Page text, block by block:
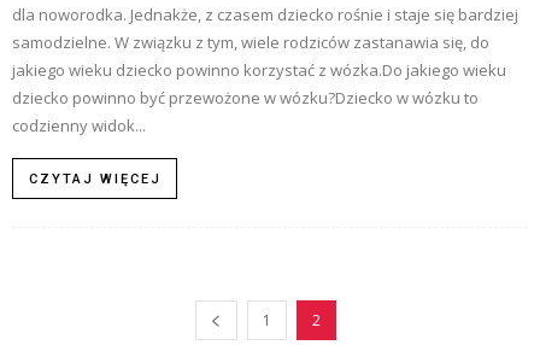
dla noworodka. Jednakże, z czasem dziecko rośnie i staje się bardziej
samodzielne. W związku z tym, wiele rodziców zastanawia się, do
jakiego wieku dziecko powinno korzystać z wózka.Do jakiego wieku
dziecko powinno być przewożone w wózku?Dziecko w wózku to
codzienny widok...
CZYTAJ WIĘCEJ
1 2